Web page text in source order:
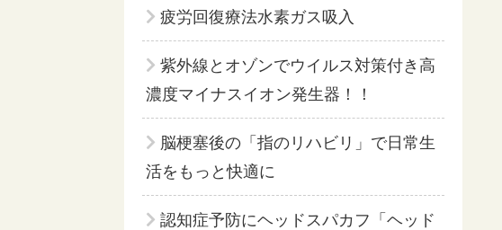
疲労回復療法水素ガス吸入
紫外線とオゾンでウイルス対策付き高
濃度マイナスイオン発生器！！
脳梗塞後の「指のリハビリ」で日常生
活をもっと快適に
認知症予防にヘッドスパカフ「ヘッド